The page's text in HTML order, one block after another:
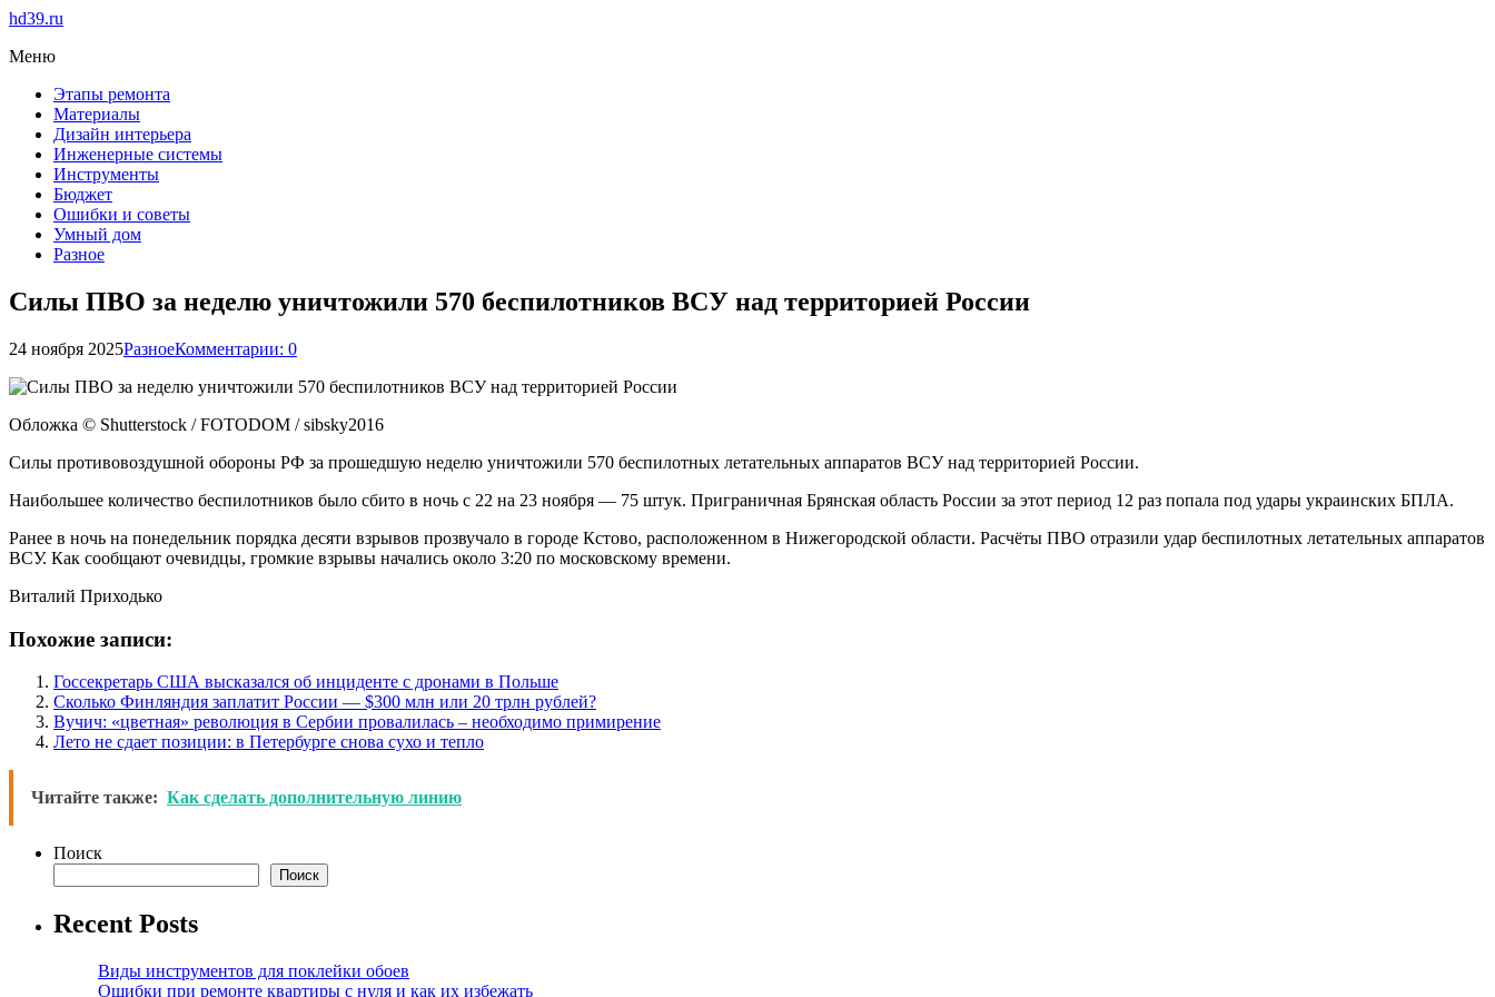
hd39.ru
Меню
Этапы ремонта
Материалы
Дизайн интерьера
Инженерные системы
Инструменты
Бюджет
Ошибки и советы
Умный дом
Разное
Силы ПВО за неделю уничтожили 570 беспилотников ВСУ над территорией России
24 ноября 2025РазноеКомментарии: 0
Обложка © Shutterstock / FOTODOM / sibsky2016
Силы противовоздушной обороны РФ за прошедшую неделю уничтожили 570 беспилотных летательных аппаратов ВСУ над территорией России.
Наибольшее количество беспилотников было сбито в ночь с 22 на 23 ноября — 75 штук. Приграничная Брянская область России за этот период 12 раз попала под удары украинских БПЛА.
Ранее в ночь на понедельник порядка десяти взрывов прозвучало в городе Кстово, расположенном в Нижегородской области. Расчёты ПВО отразили удар беспилотных летательных аппаратов
ВСУ. Как сообщают очевидцы, громкие взрывы начались около 3:20 по московскому времени.
Виталий Приходько
Похожие записи:
Госсекретарь США высказался об инциденте с дронами в Польше
Сколько Финляндия заплатит России — $300 млн или 20 трлн рублей?
Вучич: «цветная» революция в Сербии провалилась – необходимо примирение
Лето не сдает позиции: в Петербурге снова сухо и тепло
Читайте также: Как сделать дополнительную линию
Поиск
Поиск
Recent Posts
Виды инструментов для поклейки обоев
Ошибки при ремонте квартиры с нуля и как их избежать